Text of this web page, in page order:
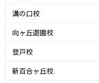
溝の口校
向ヶ丘遊園校
登戸校
新百合ヶ丘校